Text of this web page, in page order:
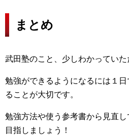
まとめ
武田塾のこと、少しわかっていた
勉強ができるようになるには１
ることが大切です。
勉強方法や使う参考書から見直
目指しましょう！